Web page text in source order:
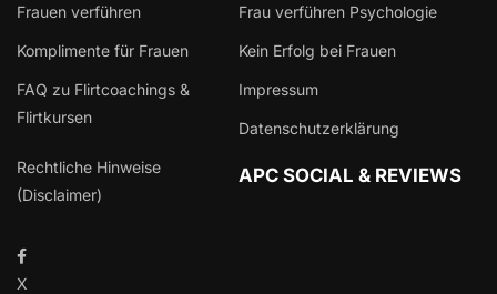
Frauen verführen Frau verführen Psychologie
Komplimente für Frauen Kein Erfolg bei Frauen
FAQ zu Flirtcoachings &
Flirtkursen
Impressum
Datenschutzerklärung
Rechtliche Hinweise
(Disclaimer)
APC SOCIAL & REVIEWS
X